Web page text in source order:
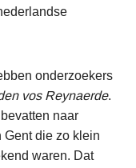
onderzoekers
vos Reynaerde.
naar
Gent die zo klein
waren. Dat